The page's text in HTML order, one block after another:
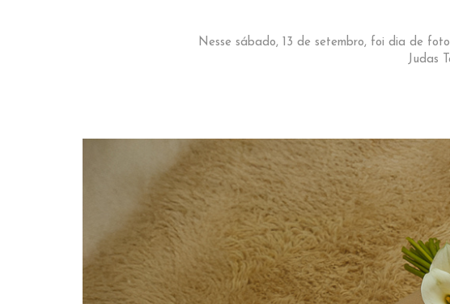
Nesse sábado, 13 de setembro, foi dia de
Judas